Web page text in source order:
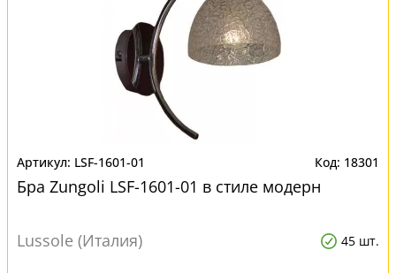
LSF-1601-01 18301
Бра Zungoli LSF-1601-01 в стиле модерн
Lussole (Италия) 45 шт.